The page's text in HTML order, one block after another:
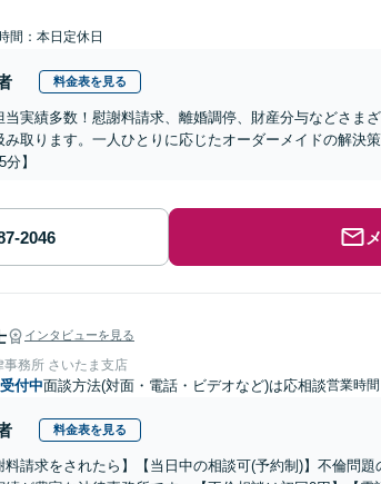
間：本日定休日
料金表を見る
当実績多数！慰謝料請求、離婚調停、財産分与などさま
取ります。一人ひとりに応じたオーダーメイドの解決
】
インタビューを見る
務所 さいたま支店
付中面談方法(対面・電話・ビデオなど)は応相談営業時
料金表を見る
料請求をされたら】【当日中の相談可(予約制)】不倫問